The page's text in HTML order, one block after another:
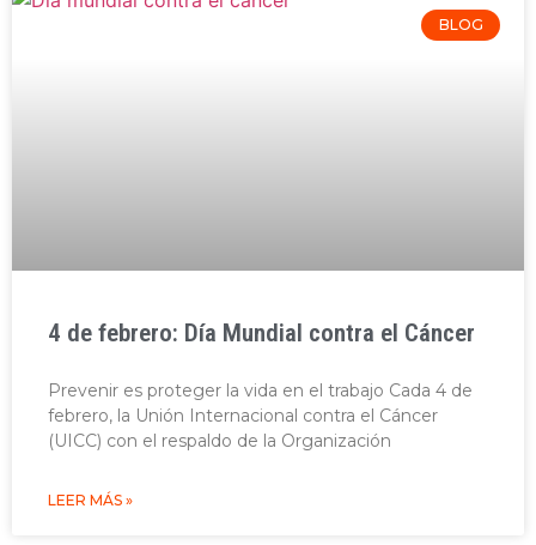
BLOG
4 de febrero: Día Mundial contra el Cáncer
Prevenir es proteger la vida en el trabajo Cada 4 de
febrero, la Unión Internacional contra el Cáncer
(UICC) con el respaldo de la Organización
LEER MÁS »